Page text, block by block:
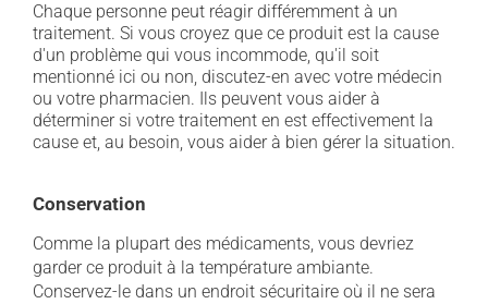
Chaque personne peut réagir différemment à un
traitement. Si vous croyez que ce produit est la cause
d'un problème qui vous incommode, qu'il soit
mentionné ici ou non, discutez-en avec votre médecin
ou votre pharmacien. Ils peuvent vous aider à
déterminer si votre traitement en est effectivement la
cause et, au besoin, vous aider à bien gérer la situation.
Conservation
Comme la plupart des médicaments, vous devriez
garder ce produit à la température ambiante.
Conservez-le dans un endroit sécuritaire où il ne sera